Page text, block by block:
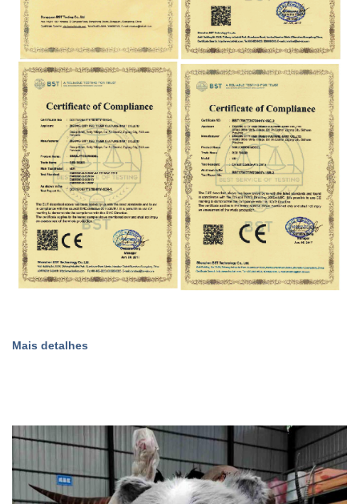
Caixa de controle: Sistema de controle programável
modo de controle:
controle de voz e controle de
processo
função inteligente: boca se movendo com voz
Poder: 200W
Sistema de controle:
Infravermelho, sensor de posição,
operação manual
Pele:
Impermeável, à prova de sol, à
prova de neve
Estrutura Mecânica:
Unidade de ligação, aço resistente
à corrosão
Mais detalhes